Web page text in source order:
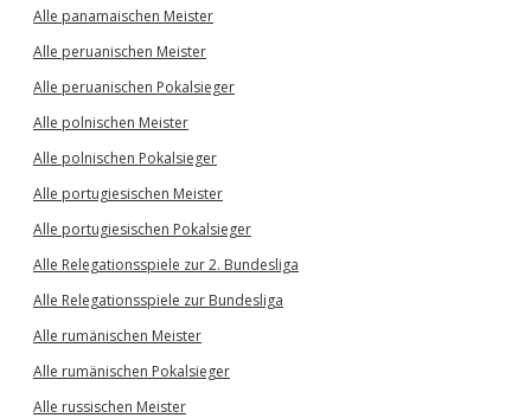
Alle panamaischen Meister
Alle peruanischen Meister
Alle peruanischen Pokalsieger
Alle polnischen Meister
Alle polnischen Pokalsieger
Alle portugiesischen Meister
Alle portugiesischen Pokalsieger
Alle Relegationsspiele zur 2. Bundesliga
Alle Relegationsspiele zur Bundesliga
Alle rumänischen Meister
Alle rumänischen Pokalsieger
Alle russischen Meister